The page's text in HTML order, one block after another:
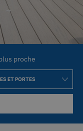
proche